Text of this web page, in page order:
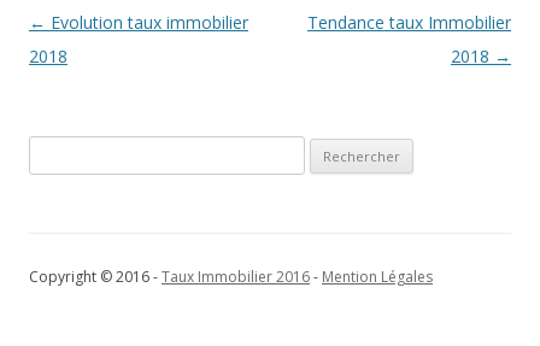
Navigation
des
← Evolution taux immobilier
2018
Tendance taux Immobilier
2018 →
Copyright © 2016 -Taux Immobilier 2016- Mention Légales